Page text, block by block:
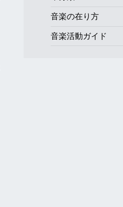
音楽の在り方
音楽活動ガイド